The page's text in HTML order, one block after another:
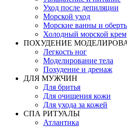
Уход после депиляции
Морской уход
Морские ванны и
Холодный морской крем
ПОХУДЕНИЕ
Легкость ног
Моделирование тела
Похудение и дренаж
ДЛЯ МУЖЧИН
Для бритья
Для очищения кожи
Для ухода за кожей
СПА РИТУАЛЫ
Атлантика